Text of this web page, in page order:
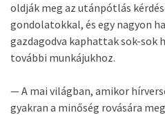
oldják meg az utánpótlás
gondolatokkal, és egy nagyon
gazdagodva kaphattak sok-sok
további munkájukhoz.
— A mai világban, amikor
gyakran a minőség rovására